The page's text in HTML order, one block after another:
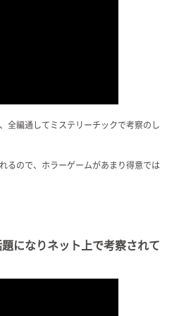
全編通してミステリーチックで考察のし
るので、ホラーゲームがあまり得意では
になりネット上で考察されて